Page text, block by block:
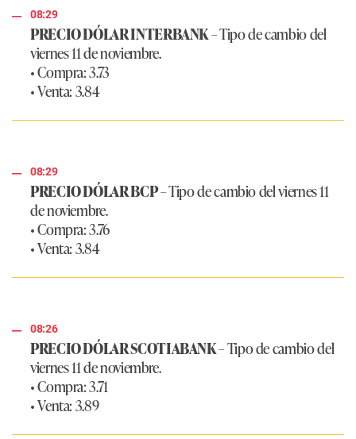
08:29
PRECIO DÓLAR INTERBANK– Tipo de cambio del
viernes 11 de noviembre.
• Compra: 3.73
• Venta: 3.84
08:29
PRECIO DÓLAR BCP– Tipo de cambio del viernes 11
de noviembre.
• Compra: 3.76
• Venta: 3.84
08:26
PRECIO DÓLAR SCOTIABANK– Tipo de cambio del
viernes 11 de noviembre.
• Compra: 3.71
• Venta: 3.89